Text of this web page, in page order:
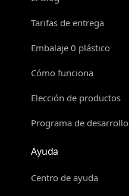
Tarifas de entrega
Embalaje 0 plástico
Cómo funciona
Elección de productos
Programa de desarrollo
Ayuda
Centro de ayuda